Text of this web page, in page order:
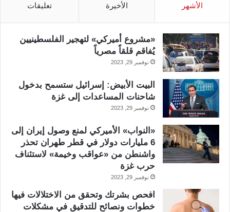
الأشهر الأخيرة تعليقات
«مشروع أميركي» لتهجير الفلسطينيين
يُفاقم قلقاً مصرياً
نوفمبر 29, 2023
البيت الأبيض: إسرائيل ستسمح بدخول
شاحنات المساعدات إلى غزة
نوفمبر 29, 2023
«النواب» الأميركي لمنع وصول إيران إلى
6 مليارات دولار في قطر طهران تحذر
واشنطن من «عواقب وخيمة» لاستئناف
حرب غزة
نوفمبر 29, 2023
افحص بشرتك وتحقق من الاختلالات فيها
خطوات ونصائح للتدقيق في مشكلات